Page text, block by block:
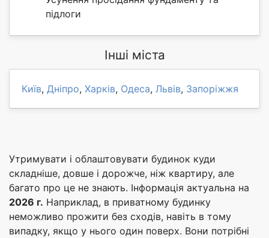
підлоги
Інші міста
Київ, Дніпро, Харків, Одеса, Львів, Запоріжжя
Утримувати і облаштовувати будинок куди
складніше, довше і дорожче, ніж квартиру, але
багато про це не знають. Інформація актуальна на
2026 г. Наприклад, в приватному будинку
неможливо прожити без сходів, навіть в тому
випадку, якщо у нього один поверх. Вони потрібні